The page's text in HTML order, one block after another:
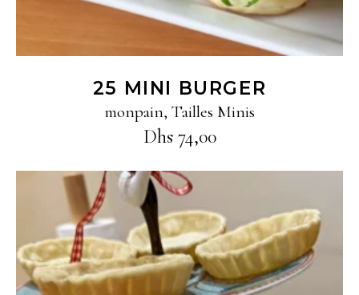
25 MINI BURGER
monpain, Tailles Minis
Dhs74,00